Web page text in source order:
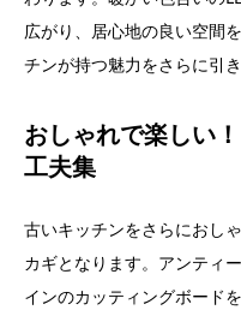
広がり、居心地の良い空間
チンが持つ魅力をさらに引
おしゃれで楽しい
工夫集
古いキッチンをさらにおし
カギとなります。アンティ
インのカッティングボード